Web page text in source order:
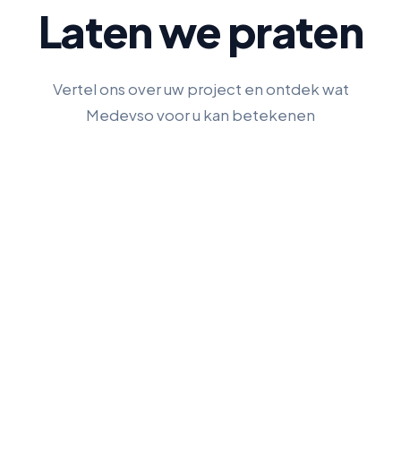
Laten we praten
Vertel ons over uw project en ontdek wat
Medevso voor u kan betekenen